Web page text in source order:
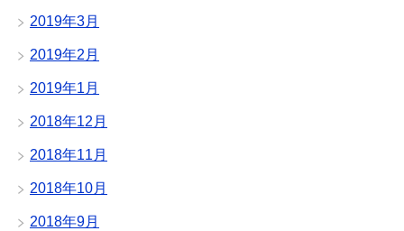
2019年3月
2019年2月
2019年1月
2018年12月
2018年11月
2018年10月
2018年9月